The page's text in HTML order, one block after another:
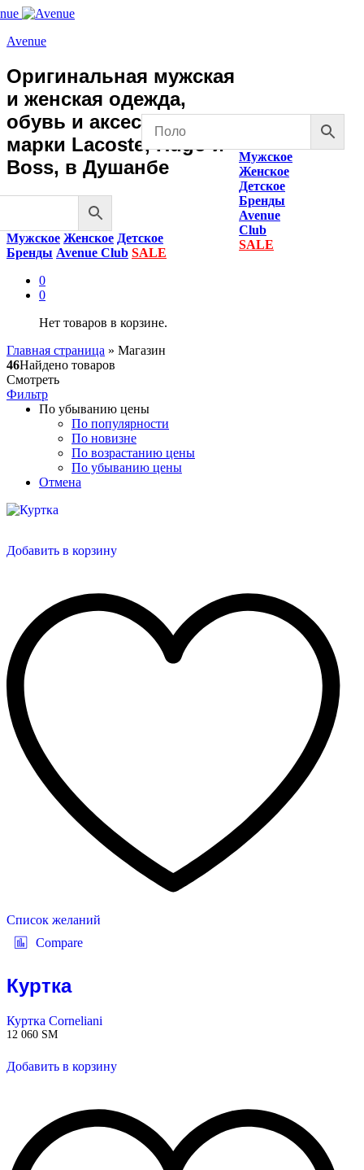
Avenue
Оригинальная мужская
и женская одежда,
обувь и аксессуары
марки Lacoste, Hugo и
Boss, в Душанбе
Мужское Женское Детское
Бренды Avenue Club SALE
0
0
Нет товаров в корзине.
Мужское
Женское
Детское
Бренды
Avenue
Club
SALE
Главная страница » Магазин
46Найдено товаров
Смотреть
Фильтр
По убыванию цены
По популярности
По новизне
По возрастанию цены
По убыванию цены
Отмена
Добавить в корзину
Список желаний
Compare
Куртка
Куртка Corneliani
12 060 ЅМ
Добавить в корзину